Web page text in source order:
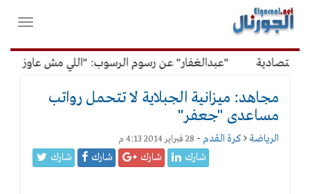
القائمة
الرئيسية
فتح
"عبدالغفار" عن رسوم الرسوب: "اللي مش عاوز
مجاهد: ميزانية الجبلاية لا تتحمل رواتب
مساعدى "جعفر"
الرياضة كرة القدم - 28 فبراير 2014 4:13 م
شارك شارك شارك شارك